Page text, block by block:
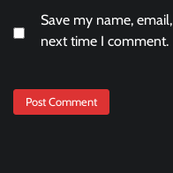
Save my name,
next time I comment.